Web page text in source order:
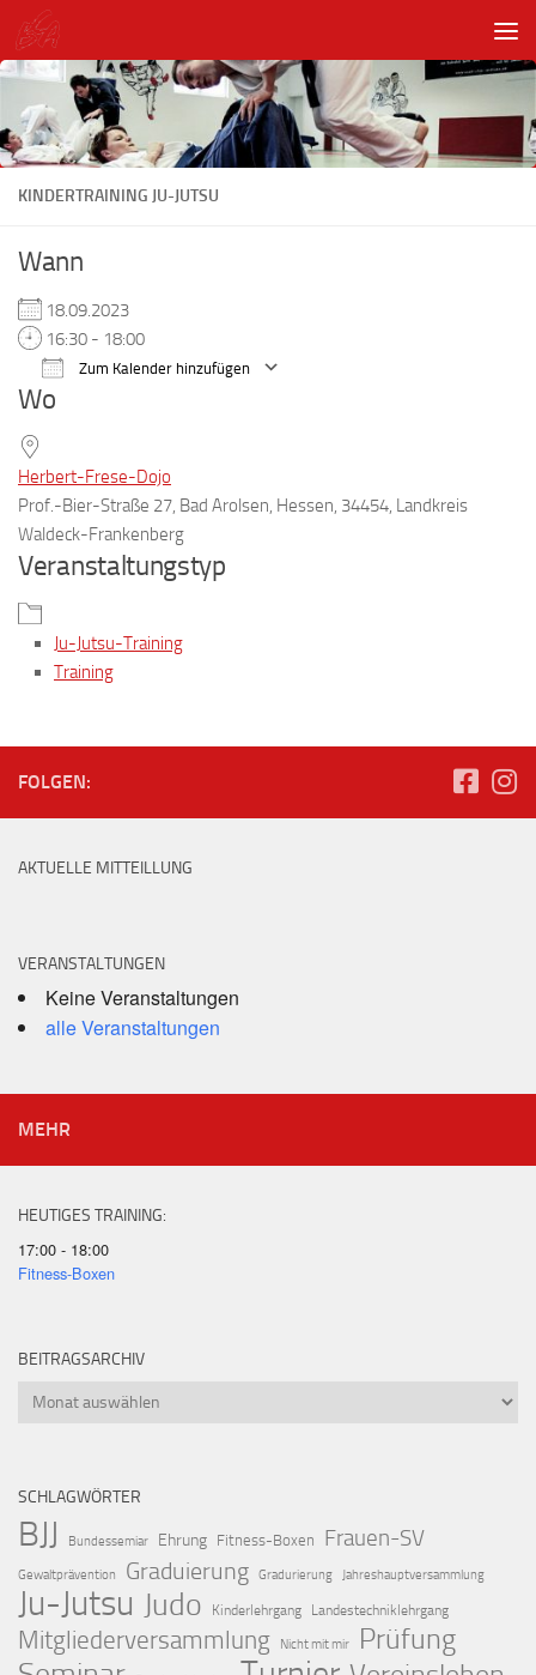
Unter dem Inhalt
KINDERTRAINING JU-JUTSU
Wann
18.09.2023
16:30 - 18:00
Zum Kalender hinzufügen
Wo
Herbert-Frese-Dojo
Prof.-Bier-Straße 27, Bad Arolsen, Hessen, 34454, Landkreis
Waldeck-Frankenberg
Veranstaltungstyp
Ju-Jutsu-Training
Training
FOLGEN:
AKTUELLE MITTEILLUNG
VERANSTALTUNGEN
Keine Veranstaltungen
alle Veranstaltungen
MEHR
HEUTIGES TRAINING:
17:00 - 18:00
Fitness-Boxen
BEITRAGSARCHIV
Beitragsarchiv
SCHLAGWÖRTER
BJJ Bundessemiar Ehrung Fitness-Boxen Frauen-SV
Gewaltprävention Graduierung Gradurierung Jahreshauptversammlung
Ju-Jutsu Judo Kinderlehrgang Landestechniklehrgang
Mitgliederversammlung Nicht mit mir Prüfung